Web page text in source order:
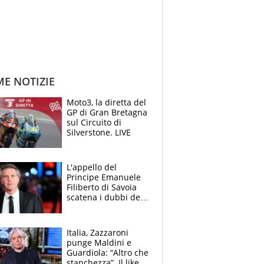
NOTIZIE
Moto3, la diretta del
GP di Gran Bretagna
sul Circuito di
Silverstone. LIVE
L'appello del
Principe Emanuele
Filiberto di Savoia
scatena i dubbi dei
Italia, Zazzaroni
punge Maldini e
Guardiola: “Altro che